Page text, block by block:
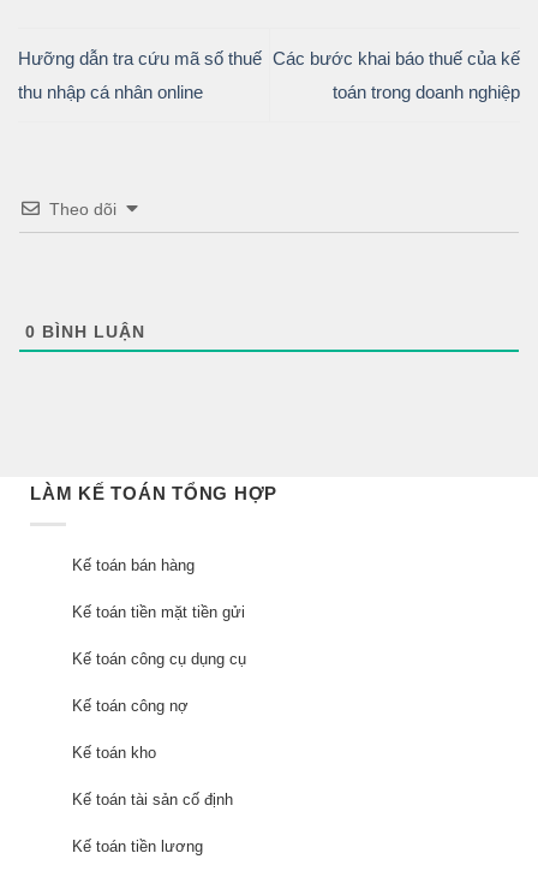
Hưỡng dẫn tra cứu mã số thuế
thu nhập cá nhân online
Các bước khai báo thuế của kế
toán trong doanh nghiệp
Theo dõi
0 BÌNH LUẬN
LÀM KẾ TOÁN TỔNG HỢP
Kế toán bán hàng
Kế toán tiền mặt tiền gửi
Kế toán công cụ dụng cụ
Kế toán công nợ
Kế toán kho
Kế toán tài sản cố định
Kế toán tiền lương